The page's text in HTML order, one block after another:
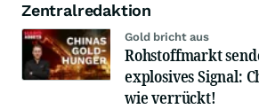
Zentralredaktion
Gold bricht aus
Rohstoffmarkt
explosives Signal:
wie verrückt!